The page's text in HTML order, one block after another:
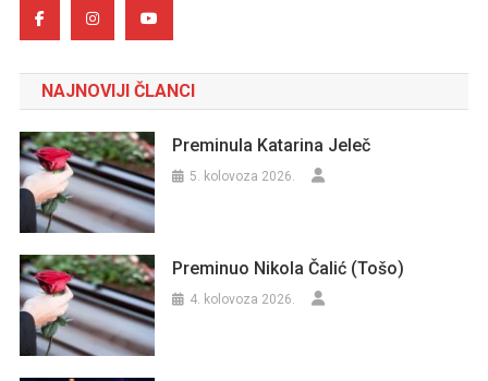
NAJNOVIJI ČLANCI
Preminula Katarina Jeleč
5. kolovoza 2026.
Preminuo Nikola Čalić (Tošo)
4. kolovoza 2026.